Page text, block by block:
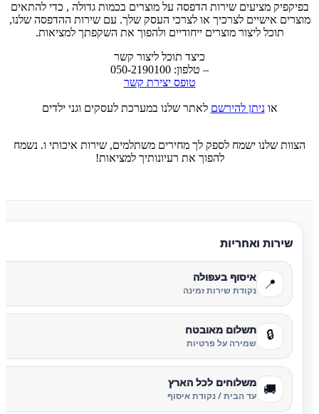
בפיקפיק מציעים שירות הדפסה על מוצרים בכמות גדולה , כדי להתאים
מוצרים אישיים לצרכיך או לצרכי העסק שלך. עם שירות ההדפסה שלנו,
תוכל ליצור מוצרים ייחודיים ולהפוך את השקפתך למציאות.
כיצד תוכל ליצור קשר
– טלפון: 050-2190100
טופס יצירת קשר
אוניתן להירשם לאתר שלנו במערכת לעסקים וגני ילדים
הצוות שלנו ישמח לספק לך מחירים משתלמים, שירות איכותי ו. נשמח
להפוך את רעיונותיך למציאות!
שירות ואחריות
📍 איסוף בעפולה
נקודת שירות זמינה
🔒 תשלום מאובטח
שמירה על פרטיות
🚚 משלוחים לכל הארץ
עד הבית / נקודת איסוף